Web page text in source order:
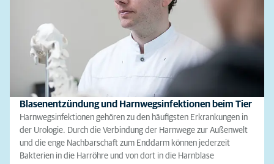
Blasenentzündung und Harnwegsinfektionen beim Tier
Harnwegsinfektionen gehören zu den häufigsten Erkrankungen in
der Urologie. Durch die Verbindung der Harnwege zur Außenwelt
und die enge Nachbarschaft zum Enddarm können jederzeit
Bakterien in die Harröhre und von dort in die Harnblase